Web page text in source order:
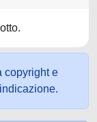
copyright e